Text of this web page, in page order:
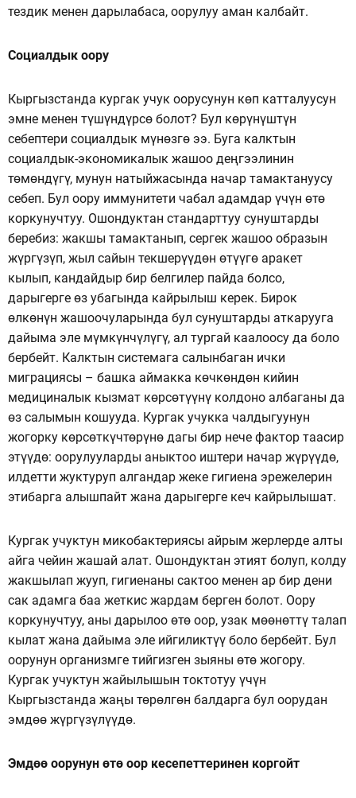
тездик менен дарылабаса, оорулуу аман калбайт.
Социалдык оору
Кыргызстанда кургак учук оорусунун көп катталуусун
эмне менен түшүндүрсө болот? Бул көрүнүштүн
себептери социалдык мүнөзгө ээ. Буга калктын
социалдык-экономикалык жашоо деңгээлинин
төмөндүгү, мунун натыйжасында начар тамактануусу
себеп. Бул оору иммунитети чабал адамдар үчүн өтө
коркунучтуу. Ошондуктан стандарттуу сунуштарды
беребиз: жакшы тамактанып, сергек жашоо образын
жүргүзүп, жыл сайын текшерүүдөн өтүүгө аракет
кылып, кандайдыр бир белгилер пайда болсо,
дарыгерге өз убагында кайрылыш керек. Бирок
өлкөнүн жашоочуларында бул сунуштарды аткарууга
дайыма эле мүмкүнчүлүгү, ал тургай каалоосу да боло
бербейт. Калктын системага салынбаган ички
миграциясы – башка аймакка көчкөндөн кийин
медициналык кызмат көрсөтүүнү колдоно албаганы да
өз салымын кошууда. Кургак учукка чалдыгуунун
жогорку көрсөткүчтөрүнө дагы бир нече фактор таасир
этүүдө: оорулууларды аныктоо иштери начар жүрүүдө,
илдетти жуктуруп алгандар жеке гигиена эрежелерин
этибарга алышпайт жана дарыгерге кеч кайрылышат.
Кургак учуктун микобактериясы айрым жерлерде алты
айга чейин жашай алат. Ошондуктан этият болуп, колду
жакшылап жууп, гигиенаны сактоо менен ар бир дени
сак адамга баа жеткис жардам берген болот. Оору
коркунучтуу, аны дарылоо өтө оор, узак мөөнөттү талап
кылат жана дайыма эле ийгиликтүү боло бербейт. Бул
оорунун организмге тийгизген зыяны өтө жогору.
Кургак учуктун жайылышын токтотуу үчүн
Кыргызстанда жаңы төрөлгөн балдарга бул оорудан
эмдөө жүргүзүлүүдө.
Эмдөө оорунун өтө оор кесепеттеринен коргойт